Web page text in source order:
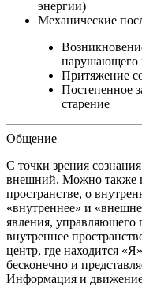
энергии)
Механические
нарушающего
Притяжение
Постепенное
старение
Общение
С точки зрения
внешний. Можно также
пространстве, о
«внутреннее» и
явления, управляющего
внутреннее
центр, где находится «Я»
бесконечно и
Информация и